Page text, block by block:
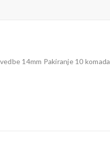
14mm Pakiranje 10 komada